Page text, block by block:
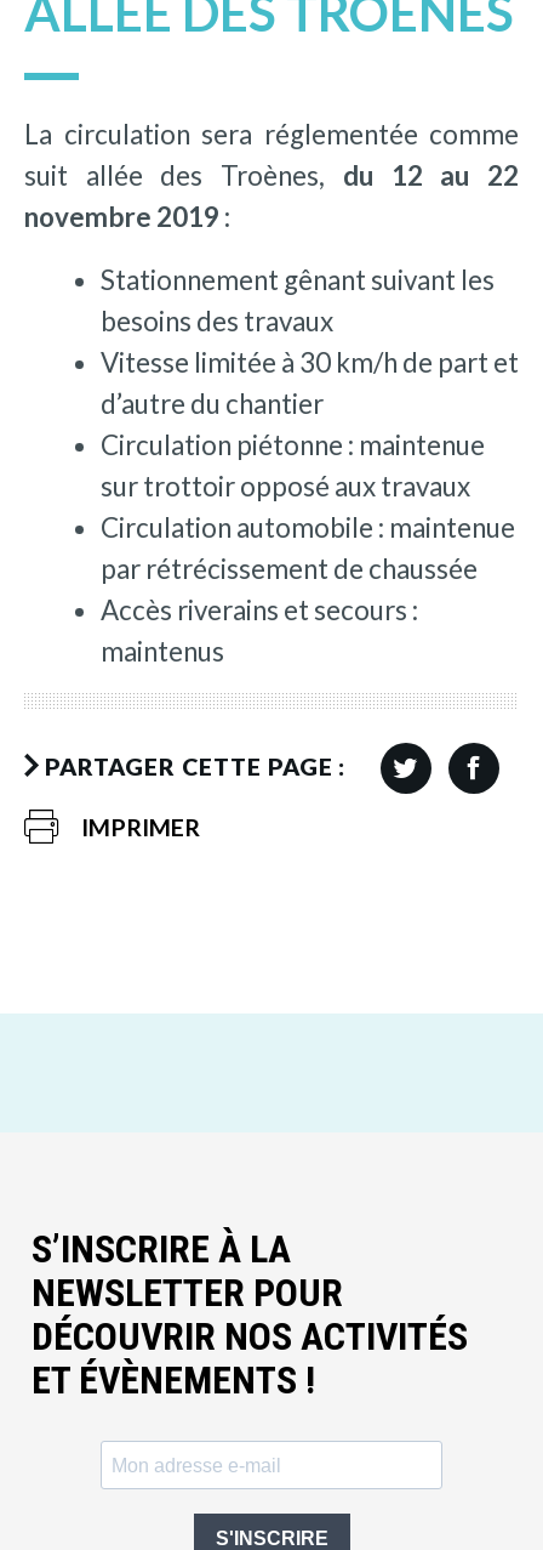
ALLÉE DES TROÈNES
La circulation sera réglementée comme
suit allée des Troènes, du 12 au 22
novembre 2019 :
Stationnement gênant suivant les
besoins des travaux
Vitesse limitée à 30 km/h de part et
d’autre du chantier
Circulation piétonne : maintenue
sur trottoir opposé aux travaux
Circulation automobile : maintenue
par rétrécissement de chaussée
Accès riverains et secours :
maintenus
PARTAGER CETTE PAGE :
IMPRIMER
S’INSCRIRE À LA
NEWSLETTER POUR
DÉCOUVRIR NOS ACTIVITÉS
ET ÉVÈNEMENTS !
S'INSCRIRE